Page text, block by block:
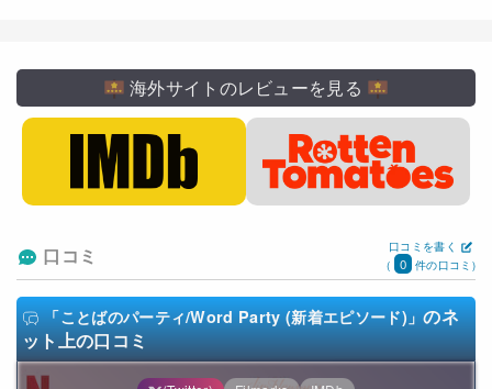
海外サイトのレビューを見る
口コミ
口コミを書く
(
0 件の口コミ)
「ことばのパーティ/Word Party (新着エピソード)」のネ
ット上の口コミ